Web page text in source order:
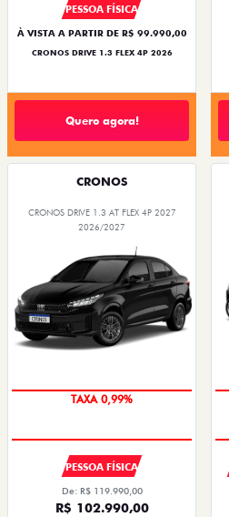
PESSOA FÍSICA
À VISTA A PARTIR DE R$ 99.990,00
CRONOS DRIVE 1.3 FLEX 4P 2026
Quero agora!
CRONOS
CRONOS DRIVE 1.3 AT FLEX 4P 2027
2026/2027
TAXA 0,99%
PESSOA FÍSICA
De: R$ 119.990,00
R$ 102.990,00